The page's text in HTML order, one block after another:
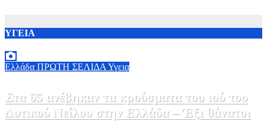
ΥΓΕΙΑ
Ελλάδα ΠΡΩΤΗ ΣΕΛΙΔΑ Υγεια
Στα 65 ανέβηκαν τα κρούσματα του ιού του
Δυτικού Νείλου στην Ελλάδα – Έξι θάνατοι